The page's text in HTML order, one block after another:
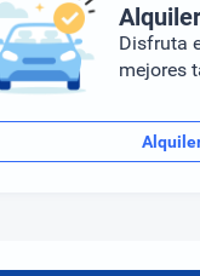
Disfruta
mejores